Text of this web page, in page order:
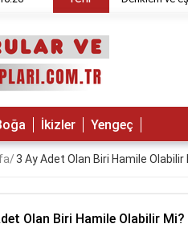
İkizler Yengeç
3 Ay Adet Olan Biri Hamile Olabilir
Olan Biri Hamile Olabilir Mi?